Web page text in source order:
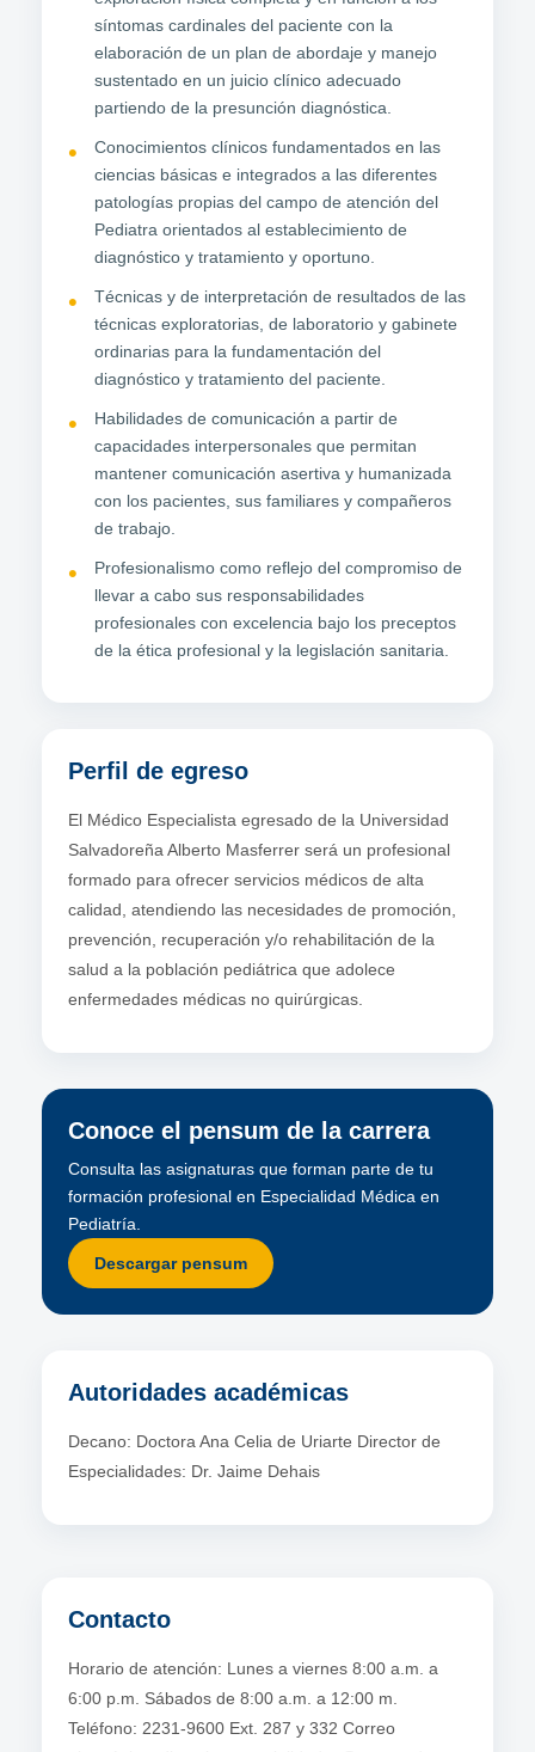
síntomas cardinales del paciente con la
elaboración de un plan de abordaje y manejo
sustentado en un juicio clínico adecuado
partiendo de la presunción diagnóstica.
Conocimientos clínicos fundamentados en las
ciencias básicas e integrados a las diferentes
patologías propias del campo de atención del
Pediatra orientados al establecimiento de
diagnóstico y tratamiento y oportuno.
Técnicas y de interpretación de resultados de las
técnicas exploratorias, de laboratorio y gabinete
ordinarias para la fundamentación del
diagnóstico y tratamiento del paciente.
Habilidades de comunicación a partir de
capacidades interpersonales que permitan
mantener comunicación asertiva y humanizada
con los pacientes, sus familiares y compañeros
de trabajo.
Profesionalismo como reflejo del compromiso de
llevar a cabo sus responsabilidades
profesionales con excelencia bajo los preceptos
de la ética profesional y la legislación sanitaria.
Perfil de egreso
El Médico Especialista egresado de la Universidad
Salvadoreña Alberto Masferrer será un profesional
formado para ofrecer servicios médicos de alta
calidad, atendiendo las necesidades de promoción,
prevención, recuperación y/o rehabilitación de la
salud a la población pediátrica que adolece
enfermedades médicas no quirúrgicas.
Conoce el pensum de la carrera
Consulta las asignaturas que forman parte de tu
formación profesional en Especialidad Médica en
Pediatría.
Descargar pensum
Autoridades académicas
Decano: Doctora Ana Celia de Uriarte Director de
Especialidades: Dr. Jaime Dehais
Contacto
Horario de atención: Lunes a viernes 8:00 a.m. a
6:00 p.m. Sábados de 8:00 a.m. a 12:00 m.
Teléfono: 2231-9600 Ext. 287 y 332 Correo